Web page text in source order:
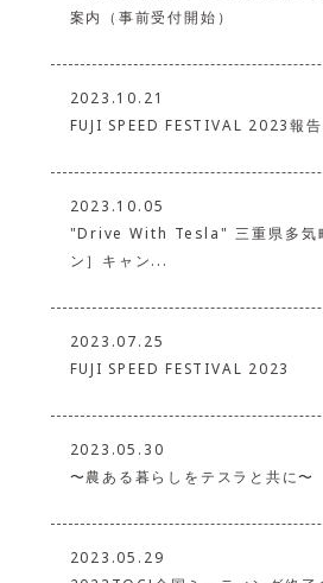
案内（事前受付開始）
2023.10.21
FUJI SPEED FESTIVAL 2023報告
2023.10.05
"Drive With Tesla" 三重県多気
ン］キャン...
2023.07.25
FUJI SPEED FESTIVAL 2023
2023.05.30
〜農ある暮らしをテスラと共に〜
2023.05.29